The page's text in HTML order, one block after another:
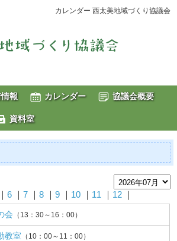
カレンダー 西太美地域づくり協議会
報 カレンダー 協議会概要
資料室
｜6 ｜7 ｜8 ｜9 10 11 12
会 （13：30～16：00）
教室 （10：00～11：00）